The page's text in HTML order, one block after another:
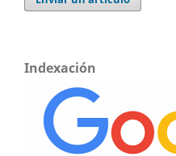
Indexación